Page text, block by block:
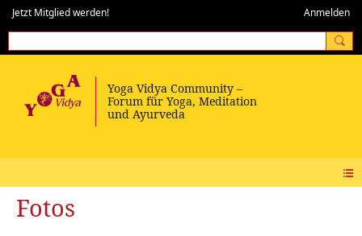
Jetzt Mitglied werden! Anmelden
Fotos